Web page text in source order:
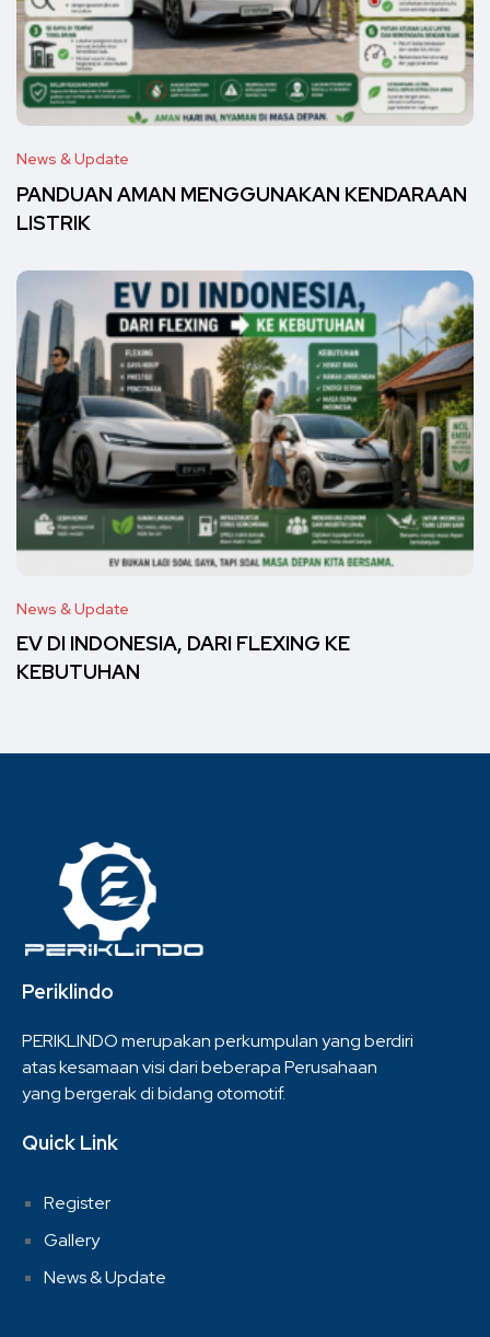
News & Update
PANDUAN AMAN MENGGUNAKAN KENDARAAN
LISTRIK
News & Update
EV DI INDONESIA, DARI FLEXING KE
KEBUTUHAN
Periklindo
PERIKLINDO merupakan perkumpulan yang berdiri
atas kesamaan visi dari beberapa Perusahaan
yang bergerak di bidang otomotif.
Quick Link
Register
Gallery
News & Update